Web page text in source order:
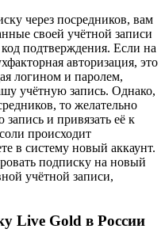
через посредников, вам
своей учётной записи
подтверждения. Если на
авторизация, это
логином и паролем,
учётную запись. Однако,
то желательно
и привязать её к
происходит
в систему новый аккаунт.
подписку на новый
учётной записи,
Live Gold в России